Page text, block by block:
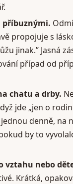
příbuznými.
propojuje s
jinak.” Jasná
případ od
chatu a drby.
jde „jen o
denně, na
by to
vztahu nebo
Krátká,